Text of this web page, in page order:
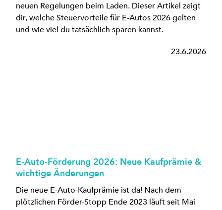
neuen Regelungen beim Laden. Dieser Artikel zeigt
dir, welche Steuervorteile für E-Autos 2026 gelten
und wie viel du tatsächlich sparen kannst.
23.6.2026
E-Auto-Förderung 2026: Neue Kaufprämie &
wichtige Änderungen
Die neue E-Auto-Kaufprämie ist da! Nach dem
plötzlichen Förder-Stopp Ende 2023 läuft seit Mai